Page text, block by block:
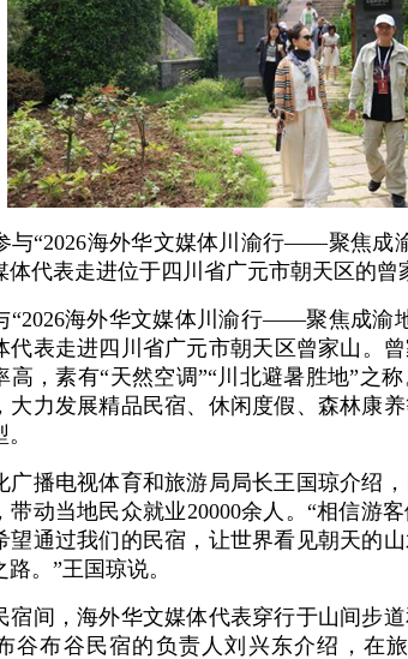
与“2026海外华文媒体川渝行——聚焦成
体代表走进位于四川省广元市朝天区的曾
“2026海外华文媒体川渝行——聚焦成渝
代表走进四川省广元市朝天区曾家山。
高，素有“天然空调”“川北避暑胜地”之
大力发展精品民宿、休闲度假、森林康
广播电视体育和旅游局局长王国琼介绍
带动当地民众就业20000余人。“相信游
望通过我们的民宿，让世界看见朝天的
。”王国琼说。
宿间，海外华文媒体代表穿行于山间步
谷布谷民宿的负责人刘兴东介绍，在